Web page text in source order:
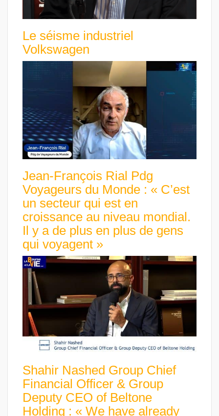
Le séisme industriel
Volkswagen
Jean-François Rial Pdg
Voyageurs du Monde : « C’est
un secteur qui est en
croissance au niveau mondial.
Il y a de plus en plus de gens
qui voyagent »
Shahir Nashed Group Chief
Financial Officer & Group
Deputy CEO of Beltone
Holding : « We have already